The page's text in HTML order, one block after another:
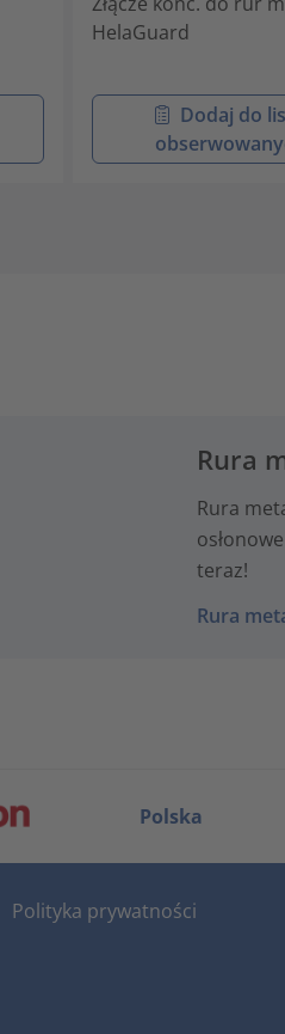
HelaGuard
Dodaj do
Rura
Rura
teraz!
Rura
Polska
Polityka prywatności